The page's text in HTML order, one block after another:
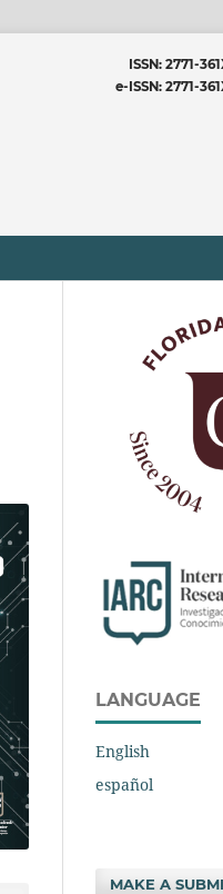
ISSN: 2771-
e-ISSN: 2771-
LANGUAGE
English
español
MAKE A